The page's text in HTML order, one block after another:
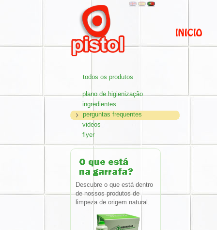
todos os produtos
plano de higienização
ingredientes
perguntas frequentes
videos
flyer
Descubre o que está dentro
de nossos produtos de
limpeza de origem natural.